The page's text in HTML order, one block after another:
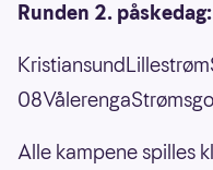
Runden 2. påskedag:
Alle kampene spilles